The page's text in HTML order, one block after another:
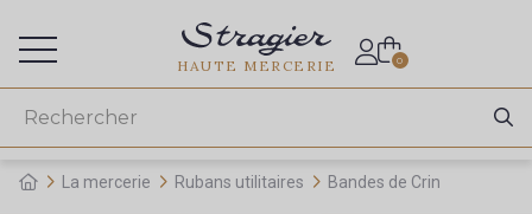
HAUTE MERCERIE 0
La mercerie Rubans utilitaires Bandes de Crin